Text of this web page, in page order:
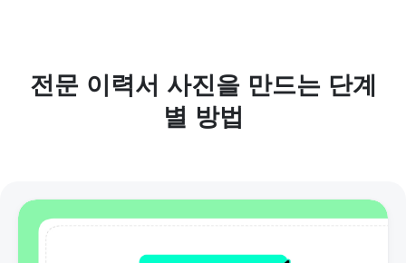
전문 이력서 사진을 만드는 단계
별 방법